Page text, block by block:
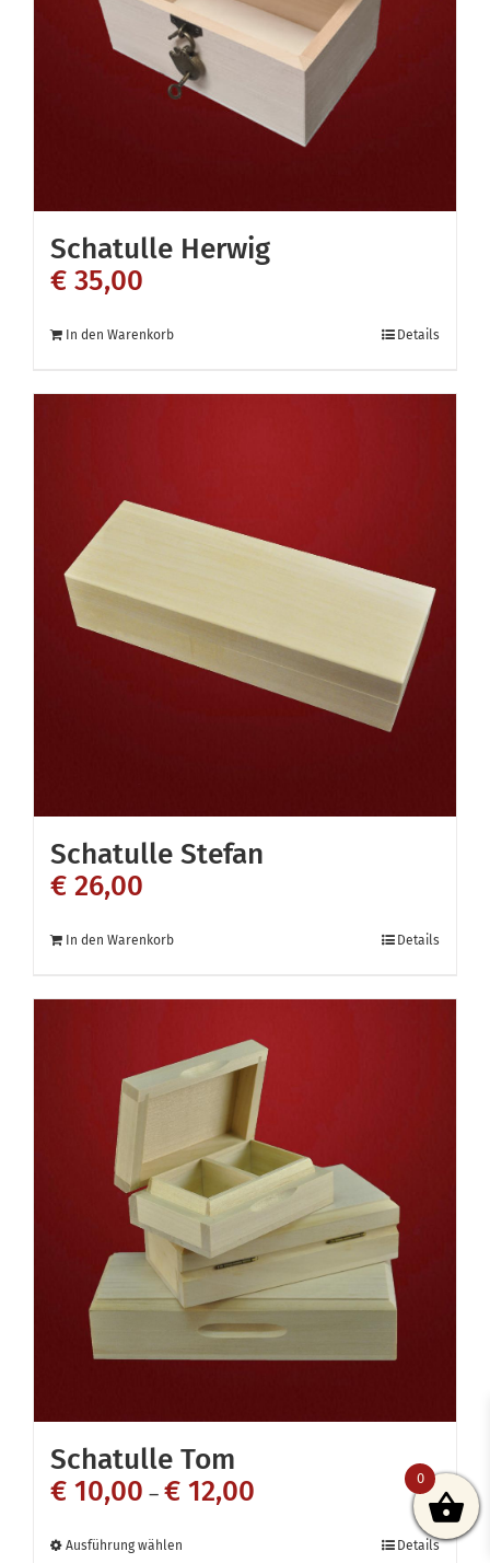
Schatulle Herwig
€ 35,00
In den Warenkorb Details
Schatulle Stefan
€ 26,00
In den Warenkorb Details
Schatulle Tom
€ 10,00 – € 12,00
Ausführung wählen Details
0